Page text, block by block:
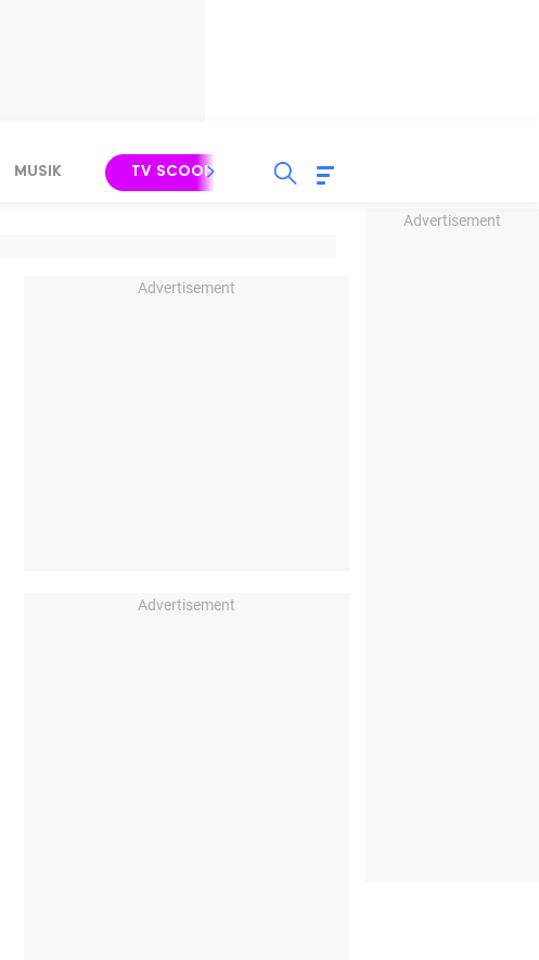
Advertisement
MUSIK TV SCOOP LIRIK
Advertisement
Advertisement